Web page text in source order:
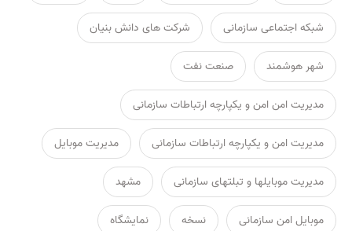
شبکه اجتماعی سازمانی شرکت های دانش بنیان
شهر هوشمند صنعت نفت
مدیریت امن امن و یکپارچه ارتباطات سازمانی
مدیریت امن و یکپارچه ارتباطات سازمانی مدیریت موبایل
مدیریت موبایلها و تبلتهای سازمانی مشهد
موبایل امن سازمانی نسخه نمایشگاه